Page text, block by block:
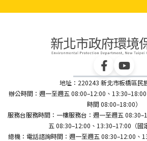
地址：220243 新北市板橋區民
辦公時間：週一至週五 08:00–12:00、
時間 08:00–18:00）
服務台服務時間：一樓服務台：週一至週五
五 08:30–12:00、13:30–17:00（國
總機：電話諮詢時間：週一至週五 08:30–12:00、